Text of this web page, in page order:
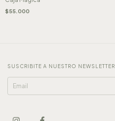
$55.000
SUSCRIBITE A NUESTRO NEWSLETTER